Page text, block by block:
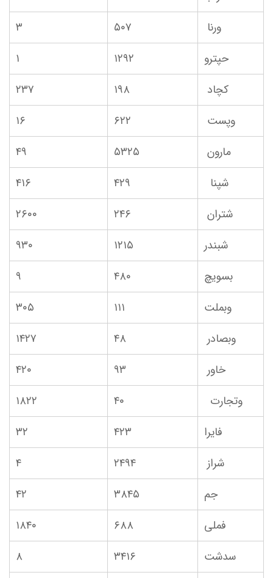
ورنا
۵۰۷
۳
حپترو
۱۲۹۲
۱
کچاد
۱۹۸
۲۳۷
وپست
۶۲۲
۱۶
مارون
۵۳۲۵
۴۹
شپنا
۴۲۹
۴۱۶
شتران
۲۴۶
۲۶۰۰
شبندر
۱۲۱۵
۹۳۰
بسویچ
۴۸۰
۹
وبملت
۱۱۱
۳۰۵
وبصادر
۴۸
۱۴۲۷
خاور
۹۳
۴۲۰
وتجارت
۴۰
۱۸۲۲
فایرا
۴۲۳
۳۲
شراز
۲۴۹۴
۴
جم
۳۸۴۵
۴۲
فملی
۶۸۸
۱۸۴۰
سدشت
۳۴۱۶
۸